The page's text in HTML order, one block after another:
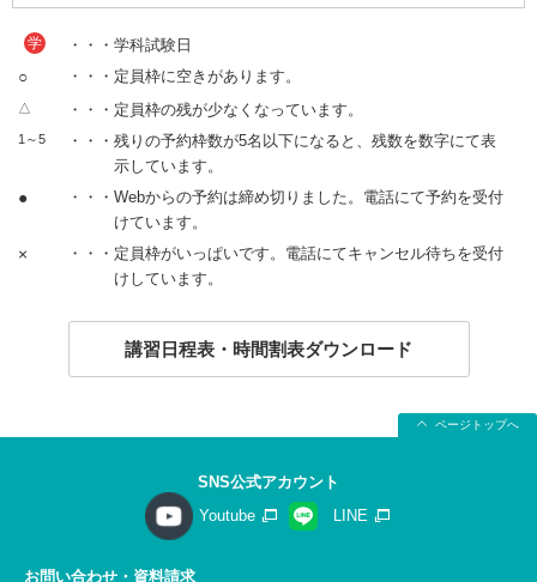
学 ・・・学科試験日
○ ・・・定員枠に空きがあります。
△ ・・・定員枠の残が少なくなっています。
1～5
・・・残りの予約枠数が5名以下になると、残数を数字にて表
示しています。
●
・・・Webからの予約は締め切りました。電話にて予約を受付
けています。
×
・・・定員枠がいっぱいです。電話にてキャンセル待ちを受付
けしています。
講習日程表・時間割表ダウンロード
ページトップへ
SNS公式アカウント
Youtube
LINE
お問い合わせ・資料請求